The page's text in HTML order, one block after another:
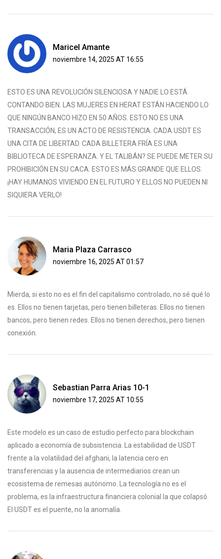
Maricel Amante
noviembre 14, 2025 AT 16:55
ESTO ES UNA REVOLUCIÓN SILENCIOSA Y NADIE LO ESTÁ
CONTANDO BIEN. LAS MUJERES EN HERAT ESTÁN HACIENDO LO
QUE NINGÚN BANCO HIZO EN 50 AÑOS. ESTO NO ES UNA
TRANSACCIÓN, ES UN ACTO DE RESISTENCIA. CADA USDT ES
UNA CITA DE LIBERTAD. CADA BILLETERA FRÍA ES UNA
BIBLIOTECA DE ESPERANZA. Y EL TALIBÁN? SE PUEDE METER SU
PROHIBICIÓN EN SU CACA. ESTO ES MÁS GRANDE QUE ELLOS.
¡HAY HUMANOS VIVIENDO EN EL FUTURO Y ELLOS NO PUEDEN NI
SIQUIERA VERLO!
Maria Plaza Carrasco
noviembre 16, 2025 AT 01:57
Mierda, si esto no es el fin del capitalismo controlado, no sé qué lo
es. Ellos no tienen tarjetas, pero tienen billeteras. Ellos no tienen
bancos, pero tienen redes. Ellos no tienen derechos, pero tienen
conexión.
Sebastian Parra Arias 10-1
noviembre 17, 2025 AT 10:55
Este modelo es un caso de estudio perfecto para blockchain
aplicado a economía de subsistencia. La estabilidad de USDT
frente a la volatilidad del afghani, la latencia cero en
transferencias y la ausencia de intermediarios crean un
ecosistema de remesas autónomo. La tecnología no es el
problema, es la infraestructura financiera colonial la que colapsó.
El USDT es el puente, no la anomalía.